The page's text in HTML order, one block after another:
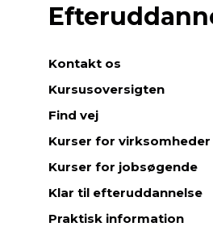
Kontakt os
Kursusoversigten
Find vej
Kurser for virksomheder
Kurser for jobsøgende
Klar til efteruddannelse
Praktisk information